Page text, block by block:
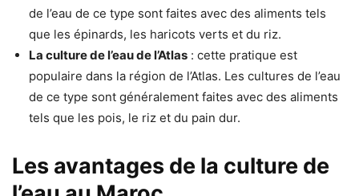
de l’eau de ce type sont faites avec des aliments tels
que les épinards, les haricots verts et du riz.
La culture de l’eau de l’Atlas : cette pratique est
populaire dans la région de l’Atlas. Les cultures de l’eau
de ce type sont généralement faites avec des aliments
tels que les pois, le riz et du pain dur.
Les avantages de la culture de